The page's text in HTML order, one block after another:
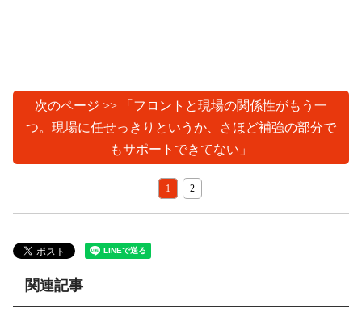
次のページ >> 「フロントと現場の関係性がもう一
つ。現場に任せっきりというか、さほど補強の部分で
もサポートできてない」
1 2
関連記事